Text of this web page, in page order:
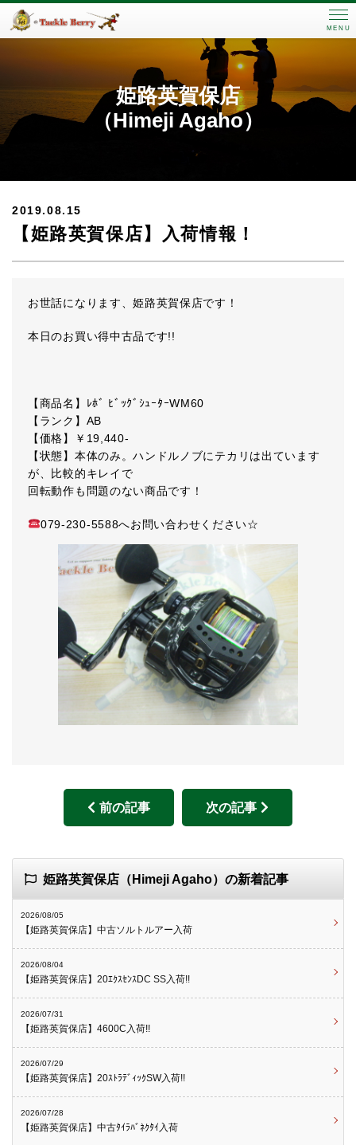
MENU
姫路英賀保店
（Himeji Agaho）
2019.08.15
【姫路英賀保店】入荷情報！
お世話になります、姫路英賀保店です！
本日のお買い得中古品です!!
【商品名】ﾚﾎﾞ ﾋﾞｯｸﾞｼｭｰﾀｰWM60
【ランク】AB
【価格】￥19,440-
【状態】本体のみ。ハンドルノブにテカリは出ています
が、比較的キレイで
回転動作も問題のない商品です！
079-230-5588へお問い合わせください☆
前の記事 次の記事
姫路英賀保店（Himeji Agaho）の新着記事
2026/08/05
【姫路英賀保店】中古ソルトルアー入荷
2026/08/04
【姫路英賀保店】20ｴｸｽｾﾝｽDC SS入荷!!
2026/07/31
【姫路英賀保店】4600C入荷!!
2026/07/29
【姫路英賀保店】20ｽﾄﾗﾃﾞｨｯｸSW入荷!!
2026/07/28
【姫路英賀保店】中古ﾀｲﾗﾊﾞﾈｸﾀｲ入荷